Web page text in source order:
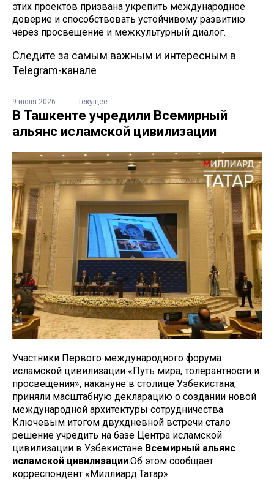
этих проектов призвана укрепить международное
доверие и способствовать устойчивому развитию
через просвещение и межкультурный диалог.
Следите за самым важным и интересным в
Telegram-канале
9 июля 2026 Текущее
В Ташкенте учредили Всемирный
альянс исламской цивилизации
Участники Первого международного форума
исламской цивилизации «Путь мира, толерантности и
просвещения», накануне в столице Узбекистана,
приняли масштабную декларацию о создании новой
международной архитектуры сотрудничества.
Ключевым итогом двухдневной встречи стало
решение учредить на базе Центра исламской
цивилизации в Узбекистане Всемирный альянс
исламской цивилизации.Об этом сообщает
корреспондент «Миллиард.Татар».